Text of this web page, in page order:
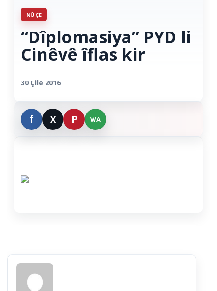
NÛÇE
“Dîplomasiya” PYD li
Cinêvê îflas kir
30 Çile 2016